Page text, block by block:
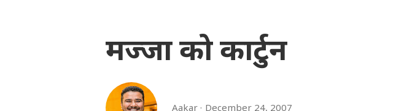
मज्जा को कार्टुन
Aakar December 24, 2007